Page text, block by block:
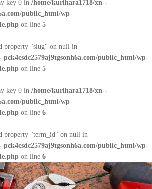
key 0 in /home/kurihara1718/xn--
public_html/wp-
on line 5
property "slug" on null in
public_html/wp-
on line 5
key 0 in /home/kurihara1718/xn--
public_html/wp-
on line 6
property "term_id" on null in
public_html/wp-
on line 6